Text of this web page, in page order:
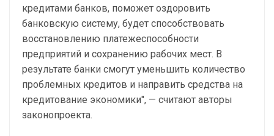
кредитами банков, поможет оздоровить
банковскую систему, будет способствовать
восстановлению платежеспособности
предприятий и сохранению рабочих мест. В
результате банки смогут уменьшить количество
проблемных кредитов и направить средства на
кредитование экономики", — считают авторы
законопроекта.